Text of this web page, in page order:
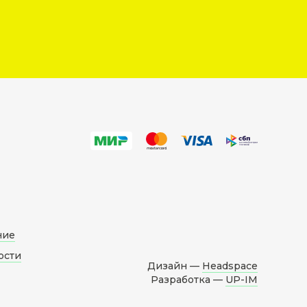
Дизайн — Headspace
Разработка — UP-IM